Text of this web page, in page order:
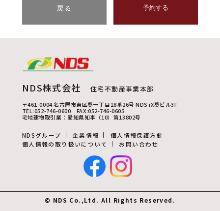
戻る 予約する
NDS株式会社 住宅不動産事業本部
〒461-0004 名古屋市東区葵一丁目18番26号 NDS iX葵ビル3F
TEL:052-746-0600 FAX:052-746-0605
宅地建物取引業：愛知県知事（10）第13802号
NDSグループ 企業情報
個人情報保護方針
個人情報の取り扱いについて
お問い合わせ
© NDS Co.,Ltd. All Rights Reserved.